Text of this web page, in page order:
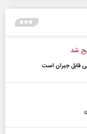
شد
قابل جبران است